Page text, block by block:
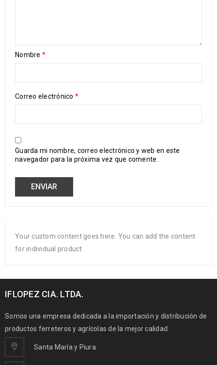
Nombre *
Correo electrónico *
Guarda mi nombre, correo electrónico y web en este
navegador para la próxima vez que comente.
Your custom content goes here. You can add the content
for individual product
IFLOPEZ CIA. LTDA.
Somos una empresa dedicada a la importación y distribución de
productos ferreteros y agrícolas de la mejor calidad.
Santa María y Piura